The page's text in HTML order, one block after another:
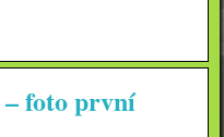
foto první